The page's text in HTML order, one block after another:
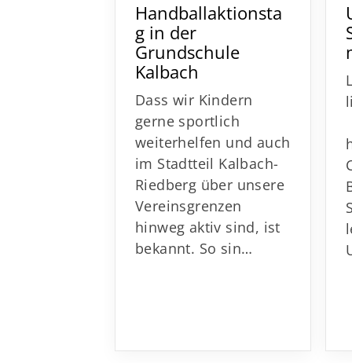
Handballaktionsta
g in der
Grundschule
Kalbach
Dass wir Kindern
gerne sportlich
weiterhelfen und auch
im Stadtteil Kalbach-
Riedberg über unsere
Vereinsgrenzen
hinweg aktiv sind, ist
bekannt. So sin…